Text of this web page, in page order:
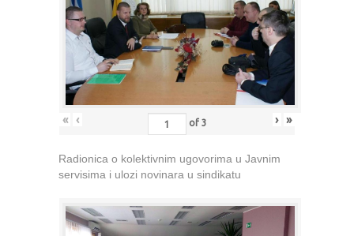
« ‹ of 3 › »
Radionica o kolektivnim ugovorima u Javnim
servisima i ulozi novinara u sindikatu